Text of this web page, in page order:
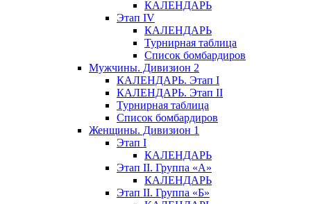
КАЛЕНДАРЬ
Этап IV
КАЛЕНДАРЬ
Турнирная таблица
Список бомбардиров
Мужчины. Дивизион 2
КАЛЕНДАРЬ. Этап I
КАЛЕНДАРЬ. Этап II
Турнирная таблица
Список бомбардиров
Женщины. Дивизион 1
Этап I
КАЛЕНДАРЬ
Этап II. Группа «А»
КАЛЕНДАРЬ
Этап II. Группа «Б»